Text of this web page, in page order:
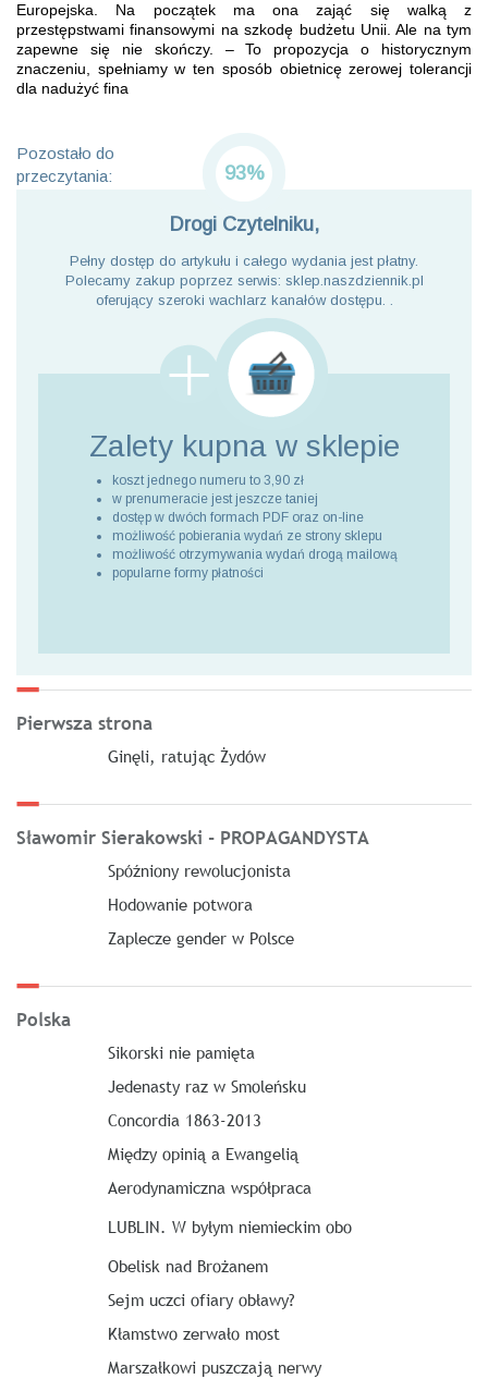
Europejska. Na początek ma ona zająć się walką z
przestępstwami finansowymi na szkodę budżetu Unii. Ale na tym
zapewne się nie skończy. – To propozycja o historycznym
znaczeniu, spełniamy w ten sposób obietnicę zerowej tolerancji
dla nadużyć fina
Pozostało do
przeczytania:
93%
Drogi Czytelniku,
Pełny dostęp do artykułu i całego wydania jest płatny.
Polecamy zakup poprzez serwis: sklep.naszdziennik.pl
oferujący szeroki wachlarz kanałów dostępu. .
Zalety kupna w sklepie
koszt jednego numeru to 3,90 zł
w prenumeracie jest jeszcze taniej
dostęp w dwóch formach PDF oraz on-line
możliwość pobierania wydań ze strony sklepu
możliwość otrzymywania wydań drogą mailową
popularne formy płatności
Pierwsza strona
Ginęli, ratując Żydów
Sławomir Sierakowski - PROPAGANDYSTA
Spóźniony rewolucjonista
Hodowanie potwora
Zaplecze gender w Polsce
Polska
Sikorski nie pamięta
Jedenasty raz w Smoleńsku
Concordia 1863-2013
Między opinią a Ewangelią
Aerodynamiczna współpraca
LUBLIN. W byłym niemieckim obo
Obelisk nad Brożanem
Sejm uczci ofiary obławy?
Kłamstwo zerwało most
Marszałkowi puszczają nerwy